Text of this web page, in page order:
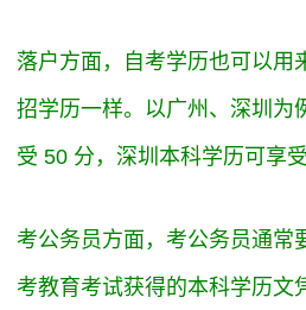
落户方面，自考学历也可以用
招学历一样。以广州、深圳为
受 50 分，深圳本科学历可享受
考公务员方面，考公务员通常
考教育考试获得的本科学历文